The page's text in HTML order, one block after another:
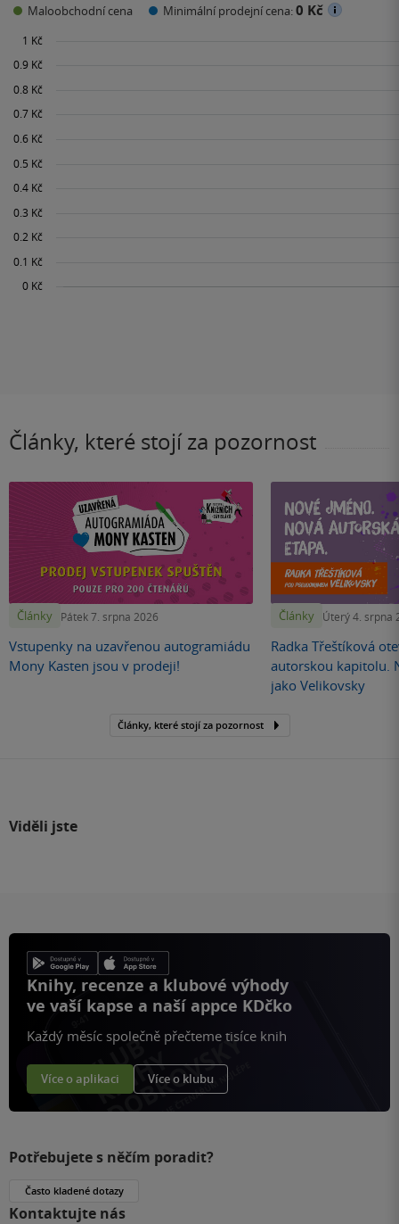
Maloobchodní cena Minimální prodejní cena:0 Kč
Články, které stojí za pozornost
Články Pátek 7. srpna 2026
Vstupenky na uzavřenou autogramiádu
Mony Kasten jsou v prodeji!
Články Úterý 4. srpna
Radka Třeštíková
autorskou kapitolu.
jako Velikovsky
Články, které stojí za pozornost
Viděli jste
Knihy, recenze a klubové výhody
ve vaší kapse a naší appce KDčko
Každý měsíc společně přečteme tisíce knih
Více o aplikaci Více o klubu
Potřebujete s něčím poradit?
Často kladené dotazy
Kontaktujte nás